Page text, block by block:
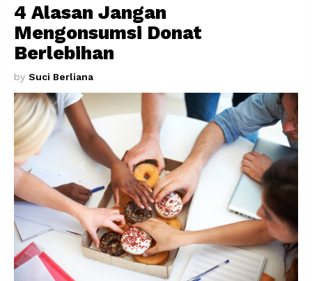
4 Alasan Jangan
Mengonsumsi Donat
Berlebihan
by Suci Berliana